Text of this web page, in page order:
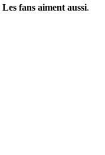
Les fans aiment aussi.